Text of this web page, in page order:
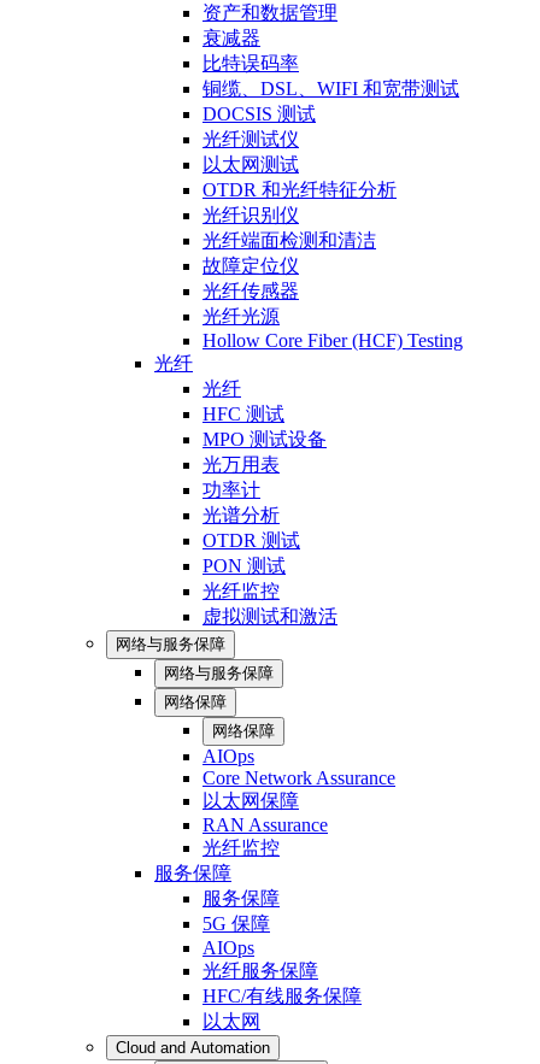
资产和数据管理
衰减器
比特误码率
铜缆、DSL、WIFI 和宽带测试
DOCSIS 测试
光纤测试仪
以太网测试
OTDR 和光纤特征分析
光纤识别仪
光纤端面检测和清洁
故障定位仪
光纤传感器
光纤光源
Hollow Core Fiber (HCF) Testing
光纤
光纤
HFC 测试
MPO 测试设备
光万用表
功率计
光谱分析
OTDR 测试
PON 测试
光纤监控
虚拟测试和激活
网络与服务保障
网络与服务保障
网络保障
网络保障
AIOps
Core Network Assurance
以太网保障
RAN Assurance
光纤监控
服务保障
服务保障
5G 保障
AIOps
光纤服务保障
HFC/有线服务保障
以太网
Cloud and Automation